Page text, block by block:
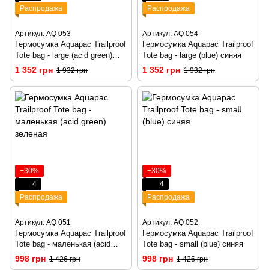
Распродажа
Артикул: AQ 053
Гермосумка Aquapac Trailproof
Tote bag - large (acid green)
зеленая
1 352 грн 1 932 грн
Распродажа
Артикул: AQ 054
Гермосумка Aquapac Trailproof
Tote bag - large (blue) синяя
1 352 грн 1 932 грн
−30%
4
Распродажа
Артикул: AQ 051
Гермосумка Aquapac Trailproof
Tote bag - маленькая (acid
green) зеленая
998 грн 1 426 грн
−30%
4
Распродажа
Артикул: AQ 052
Гермосумка Aquapac Trailproof
Tote bag - small (blue) синяя
998 грн 1 426 грн